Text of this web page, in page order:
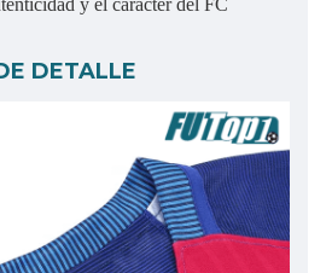
y el carácter del FC
DETALLE